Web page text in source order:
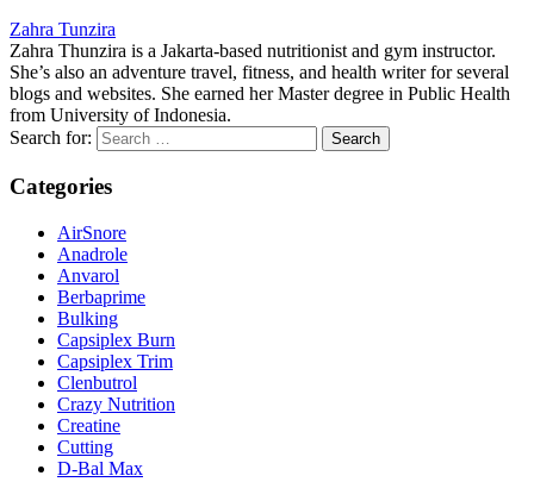
Zahra Tunzira
Zahra Thunzira is a Jakarta-based nutritionist and gym instructor.
She’s also an adventure travel, fitness, and health writer for several
blogs and websites. She earned her Master degree in Public Health
from University of Indonesia.
Search for:
Categories
AirSnore
Anadrole
Anvarol
Berbaprime
Bulking
Capsiplex Burn
Capsiplex Trim
Clenbutrol
Crazy Nutrition
Creatine
Cutting
D-Bal Max